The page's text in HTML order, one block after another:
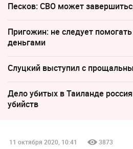
Песков: СВО может
Пригожин: не следует
деньгами
Слуцкий выступил с
Дело убитых в Таиланде
убийств
11 октября 2020, 10:41 3873